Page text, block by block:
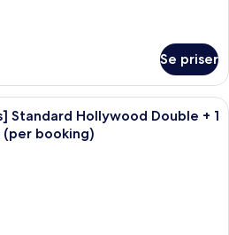
Se priser
Sängtillbehör av högsta kvalitet och
Standard Hollywood Double + 1
(per booking)